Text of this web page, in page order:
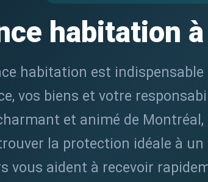
habitation
habitation est
vos biens et votre
et animé de
la protection idéale à
vous aident à recevoir